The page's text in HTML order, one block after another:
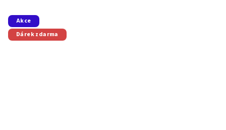
Akce
Dárek zdarma